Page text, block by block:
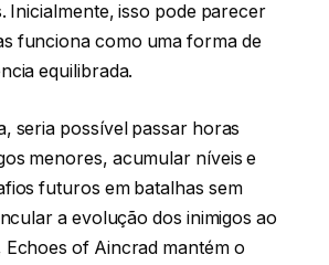
Inicialmente, isso pode parecer
funciona como uma forma de
equilibrada.
seria possível passar horas
menores, acumular níveis e
futuros em batalhas sem
a evolução dos inimigos ao
Echoes of Aincrad mantém o